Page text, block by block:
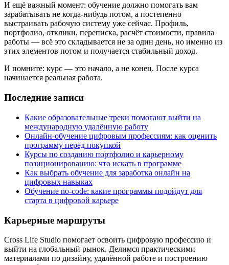
И ещё важный момент: обучение должно помогать вам
зарабатывать не когда-нибудь потом, а постепенно
выстраивать рабочую систему уже сейчас. Профиль,
портфолио, отклики, переписка, расчёт стоимости, правила
работы — всё это складывается не за один день, но именно из
этих элементов потом и получается стабильный доход.
И помните: курс — это начало, а не конец. После курса
начинается реальная работа.
Последние записи
Какие образовательные треки помогают выйти на
международную удалённую работу
Онлайн-обучение цифровым профессиям: как оценить
программу перед покупкой
Курсы по созданию портфолио и карьерному
позиционированию: что искать в программе
Как выбрать обучение для заработка онлайн на
цифровых навыках
Обучение no-code: какие программы подойдут для
старта в цифровой карьере
Карьерные маршруты
Cross Life Studio помогает освоить цифровую профессию и
выйти на глобальный рынок. Делимся практическими
материалами по дизайну, удалённой работе и построению